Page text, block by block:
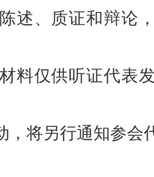
述、质证和辩论
料仅供听证代表
，将另行通知参会